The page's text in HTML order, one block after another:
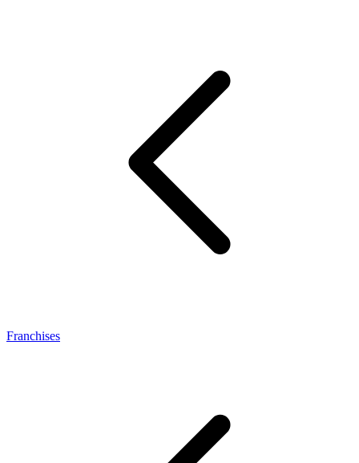
Franchises